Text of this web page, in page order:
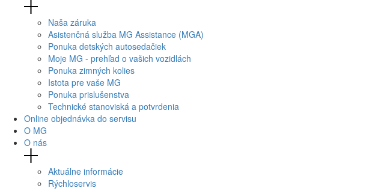
Naša záruka
Asistenčná služba MG Assistance (MGA)
Ponuka detských autosedačiek
Moje MG - prehľad o vašich vozidlách
Ponuka zimných kolies
Istota pre vaše MG
Ponuka prislušenstva
Technické stanoviská a potvrdenia
Online objednávka do servisu
O MG
O nás
Aktuálne informácie
Rýchloservis